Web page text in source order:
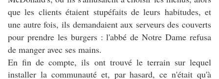
que les clients étaient stupéfaits de leurs habitudes, et
une autre fois, ils demandaient aux serveurs des couverts
pour prendre les burgers : l'abbé de Notre Dame refusa
de manger avec ses mains.
En fin de compte, ils ont trouvé le terrain sur lequel
installer la communauté et, par hasard, ce n'était qu'à